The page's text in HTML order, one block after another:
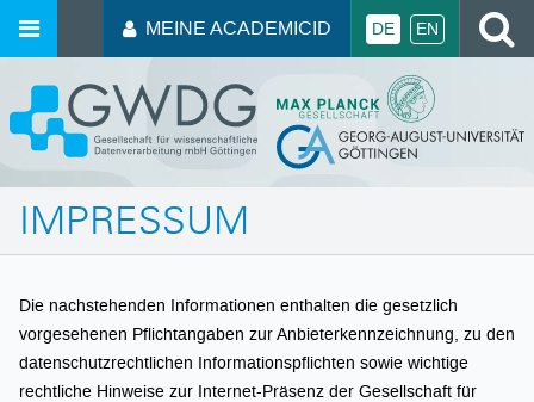
MEINE ACADEMICID DE EN
IMPRESSUM
Die nachstehenden Informationen enthalten die gesetzlich
vorgesehenen Pflichtangaben zur Anbieterkennzeichnung, zu den
datenschutzrechtlichen Informationspflichten sowie wichtige
rechtliche Hinweise zur Internet-Präsenz der Gesellschaft für